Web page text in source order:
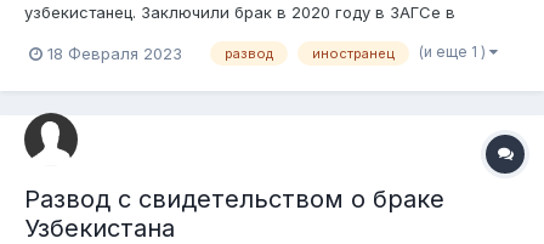
узбекистанец. Заключили брак в 2020 году в ЗАГСе в
проживаем в Ташкенте у свекрови, муж работает в КЗ,
брака тоже рассматриваетс...
18 Февраля 2023 развод иностранец (и еще 1 )
Развод с свидетельством о браке
Узбекистана